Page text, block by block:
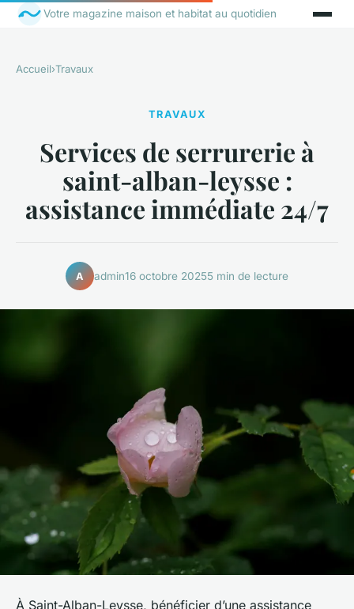
Votre magazine maison et habitat au quotidien
Accueil›Travaux
TRAVAUX
Services de serrurerie à
saint-alban-leysse :
assistance immédiate 24/7
A admin16 octobre 20255 min de lecture
À Saint-Alban-Leysse, bénéficier d’une assistance